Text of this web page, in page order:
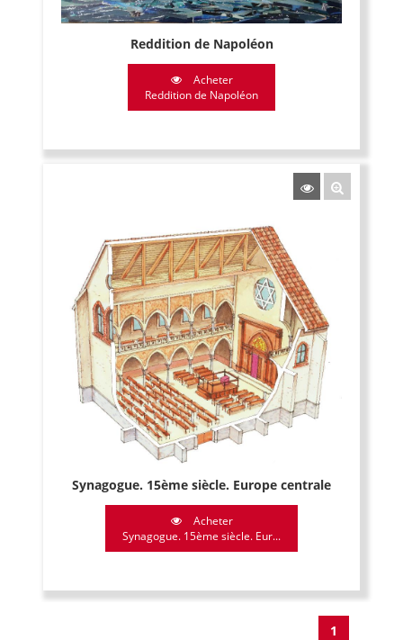
Reddition de Napoléon
Acheter
Reddition de Napoléon
Synagogue. 15ème siècle. Europe centrale
Acheter
Synagogue. 15ème siècle. Eur...
1